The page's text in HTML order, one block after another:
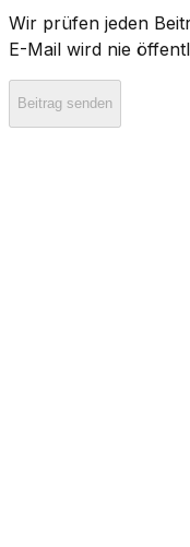
Wir prüfen jeden
E-Mail wird nie
Beitrag senden